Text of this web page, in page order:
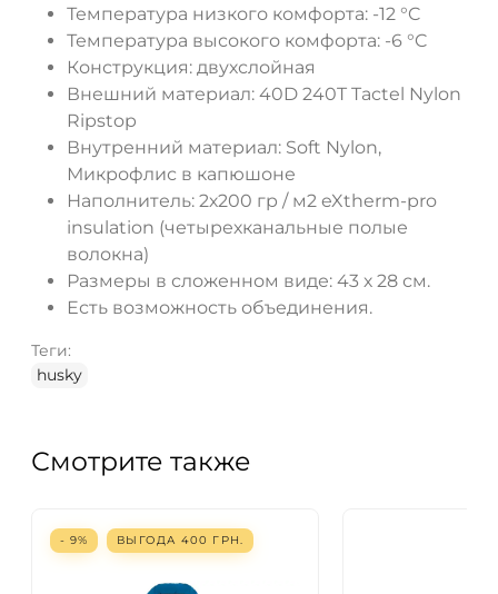
Температура низкого комфорта: -12 °C
Температура высокого комфорта: -6 °C
Конструкция: двухслойная
Внешний материал: 40D 240T Tactel Nylon
Ripstop
Внутренний материал: Soft Nylon,
Микрофлис в капюшоне
Наполнитель: 2х200 гр / м2 eXtherm-pro
insulation (четырехканальные полые
волокна)
Размеры в сложенном виде: 43 х 28 см.
Есть возможность объединения.
Теги:
husky
Смотрите также
- 9% ВЫГОДА 400 ГРН.